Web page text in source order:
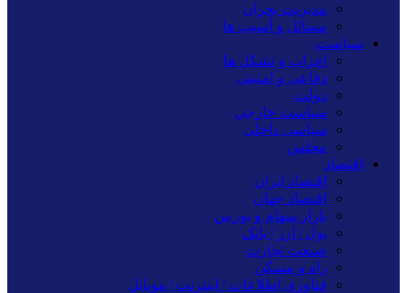
مدیریت بحران
مسائل و آسیب ها
سیاست
احزاب و تشکل ها
دفاعی و امنیتی
دولت
سیاست خارجی
سیاسی داخلی
مجلس
اقتصاد
اقتصاد ایران
اقتصاد جهان
بازار سهام و بورس
پول | ارز | بانک
صنعت تجارت
راه و مسکن
فناوری اطلاعات | اینترنت | موبایل